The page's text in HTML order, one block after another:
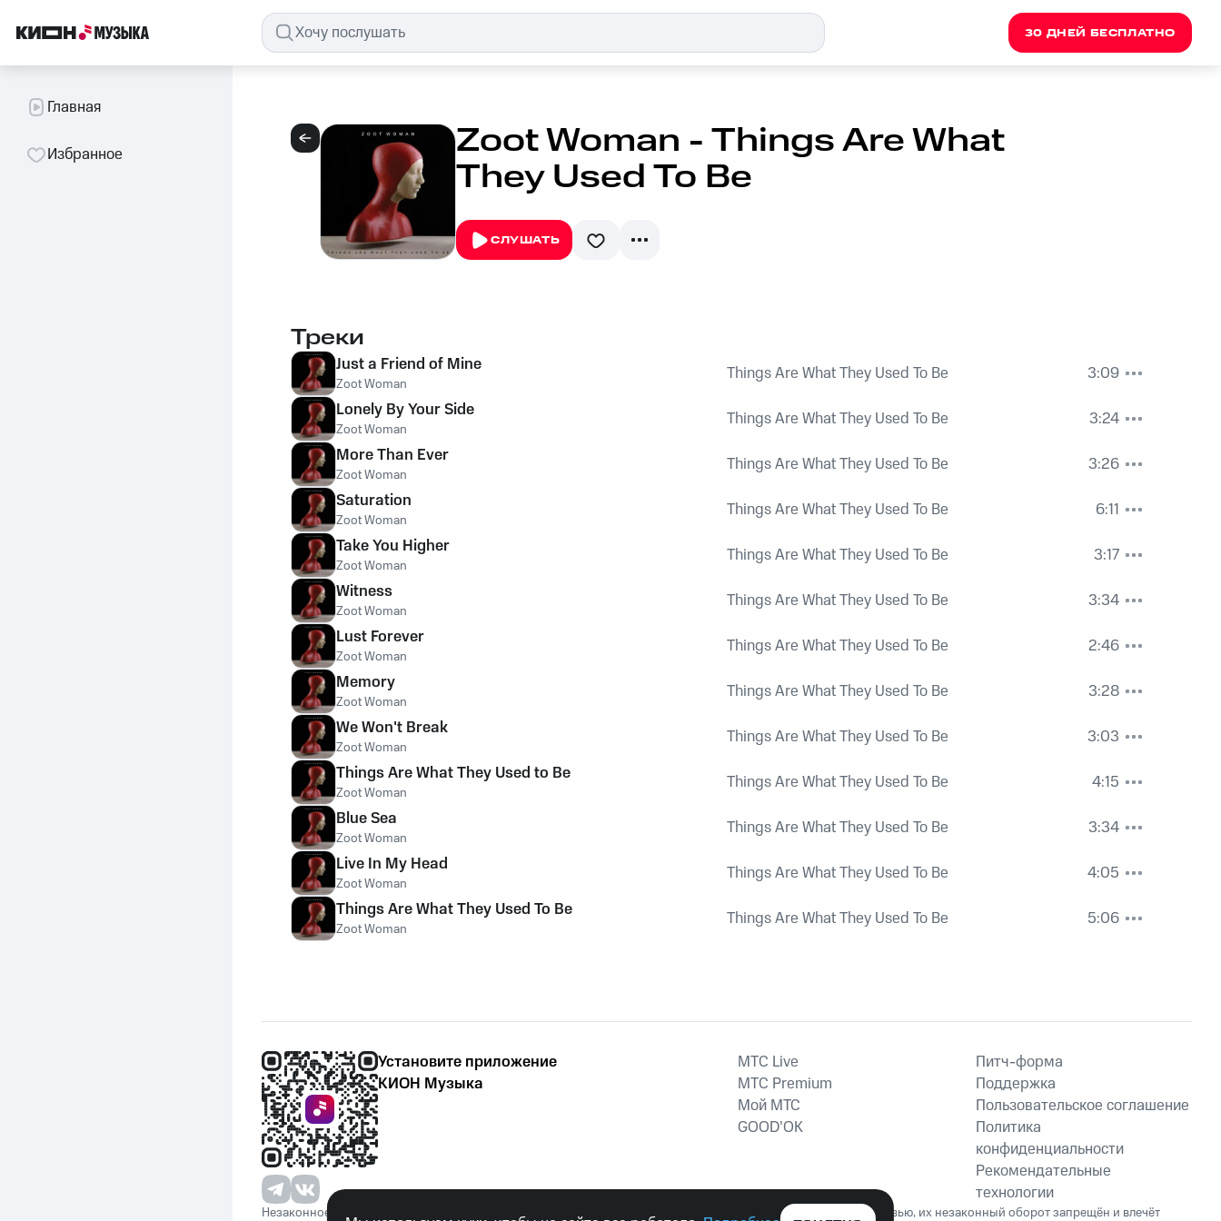
30 ДНЕЙ БЕСПЛАТНО
Главная
Избранное Zoot Woman - Things Are What
They Used To Be
СЛУШАТЬ
Треки
Just a Friend of Mine
Zoot Woman Things Are What They Used To Be
3:09
Lonely By Your Side
Zoot Woman Things Are What They Used To Be
3:24
More Than Ever
Zoot Woman Things Are What They Used To Be
3:26
Saturation
Zoot Woman Things Are What They Used To Be
6:11
Take You Higher
Zoot Woman Things Are What They Used To Be
3:17
Witness
Zoot Woman Things Are What They Used To Be
3:34
Lust Forever
Zoot Woman Things Are What They Used To Be
2:46
Memory
Zoot Woman Things Are What They Used To Be
3:28
We Won't Break
Zoot Woman Things Are What They Used To Be
3:03
Things Are What They Used to Be
Zoot Woman Things Are What They Used To Be
4:15
Blue Sea
Zoot Woman Things Are What They Used To Be
3:34
Live In My Head
Zoot Woman Things Are What They Used To Be
4:05
Things Are What They Used To Be
Zoot Woman Things Are What They Used To Be 5:06
Установите приложение
КИОН Музыка
MTС Live
MTС Premium
Мой МТС
GOOD’OK
Питч-форма
Поддержка
Пользовательское соглашение
Политика
конфиденциальности
Рекомендательные
технологии
Незаконное потребление наркотических средств, психотропных веществ, их аналогов причиняет вред здоровью, их незаконный оборот запрещён и влечёт